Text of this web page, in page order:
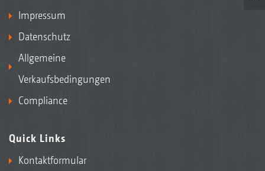
Impressum
Datenschutz
Allgemeine
Verkaufsbedingungen
Compliance
Quick Links
Kontaktformular